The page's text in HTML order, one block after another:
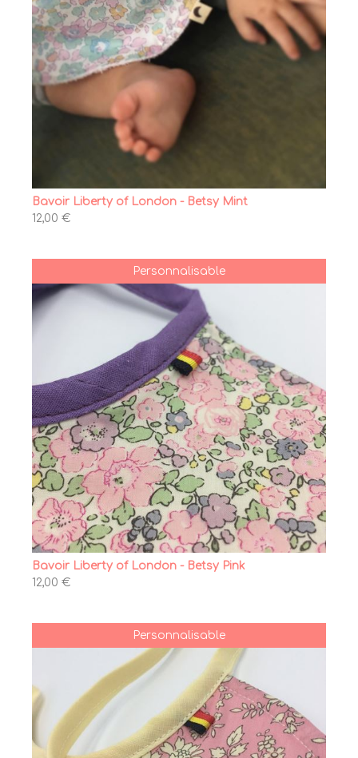
Bavoir Liberty of London - Betsy Mint
12,00 €
Personnalisable
Bavoir Liberty of London - Betsy Pink
12,00 €
Personnalisable